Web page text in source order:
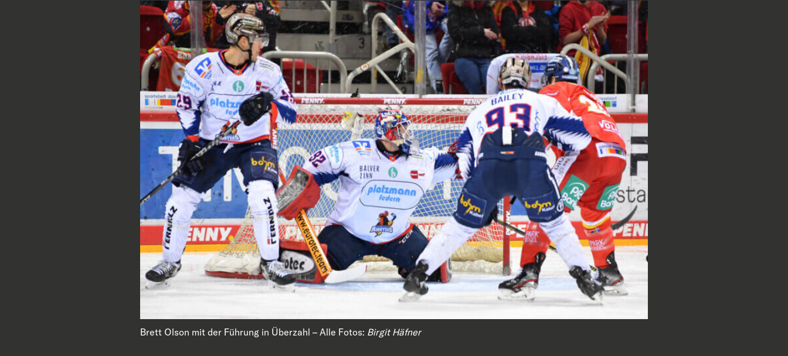
Brett Olson mit der Führung in Überzahl – Alle Fotos: Birgit Häfner